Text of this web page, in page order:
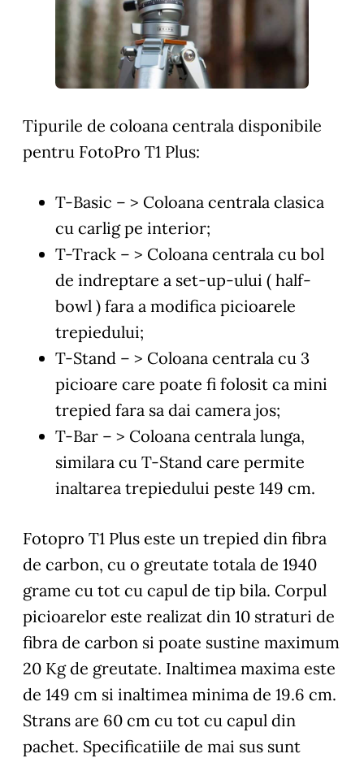
Tipurile de coloana centrala disponibile
pentru FotoPro T1 Plus:
T-Basic – > Coloana centrala clasica
cu carlig pe interior;
T-Track – > Coloana centrala cu bol
de indreptare a set-up-ului ( half-
bowl ) fara a modifica picioarele
trepiedului;
T-Stand – > Coloana centrala cu 3
picioare care poate fi folosit ca mini
trepied fara sa dai camera jos;
T-Bar – > Coloana centrala lunga,
similara cu T-Stand care permite
inaltarea trepiedului peste 149 cm.
Fotopro T1 Plus este un trepied din fibra
de carbon, cu o greutate totala de 1940
grame cu tot cu capul de tip bila. Corpul
picioarelor este realizat din 10 straturi de
fibra de carbon si poate sustine maximum
20 Kg de greutate. Inaltimea maxima este
de 149 cm si inaltimea minima de 19.6 cm.
Strans are 60 cm cu tot cu capul din
pachet. Specificatiile de mai sus sunt